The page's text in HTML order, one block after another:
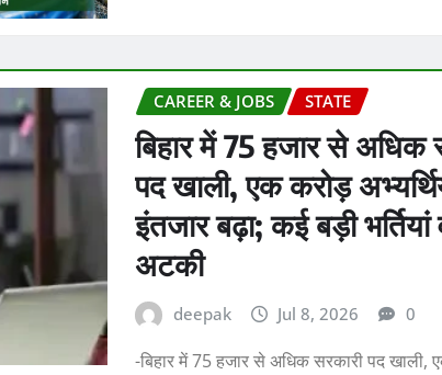
CAREER & JOBS STATE
बिहार में 75 हजार से अधिक
पद खाली, एक करोड़
इंतजार बढ़ा; कई बड़ी भर्तियां
अटकी
deepak Jul 8, 2026 0
-बिहार में 75 हजार से अधिक सरकारी पद खाली,